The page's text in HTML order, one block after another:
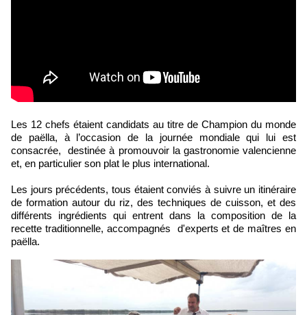
Les 12 chefs étaient candidats au titre de Champion du monde
de paëlla, à l’occasion de la journée mondiale qui lui est
consacrée, destinée à promouvoir la gastronomie valencienne
et, en particulier son plat le plus international.
Les jours précédents, tous étaient conviés à suivre un itinéraire
de formation autour du riz, des techniques de cuisson, et des
différents ingrédients qui entrent dans la composition de la
recette traditionnelle, accompagnés d'experts et de maîtres en
paëlla.